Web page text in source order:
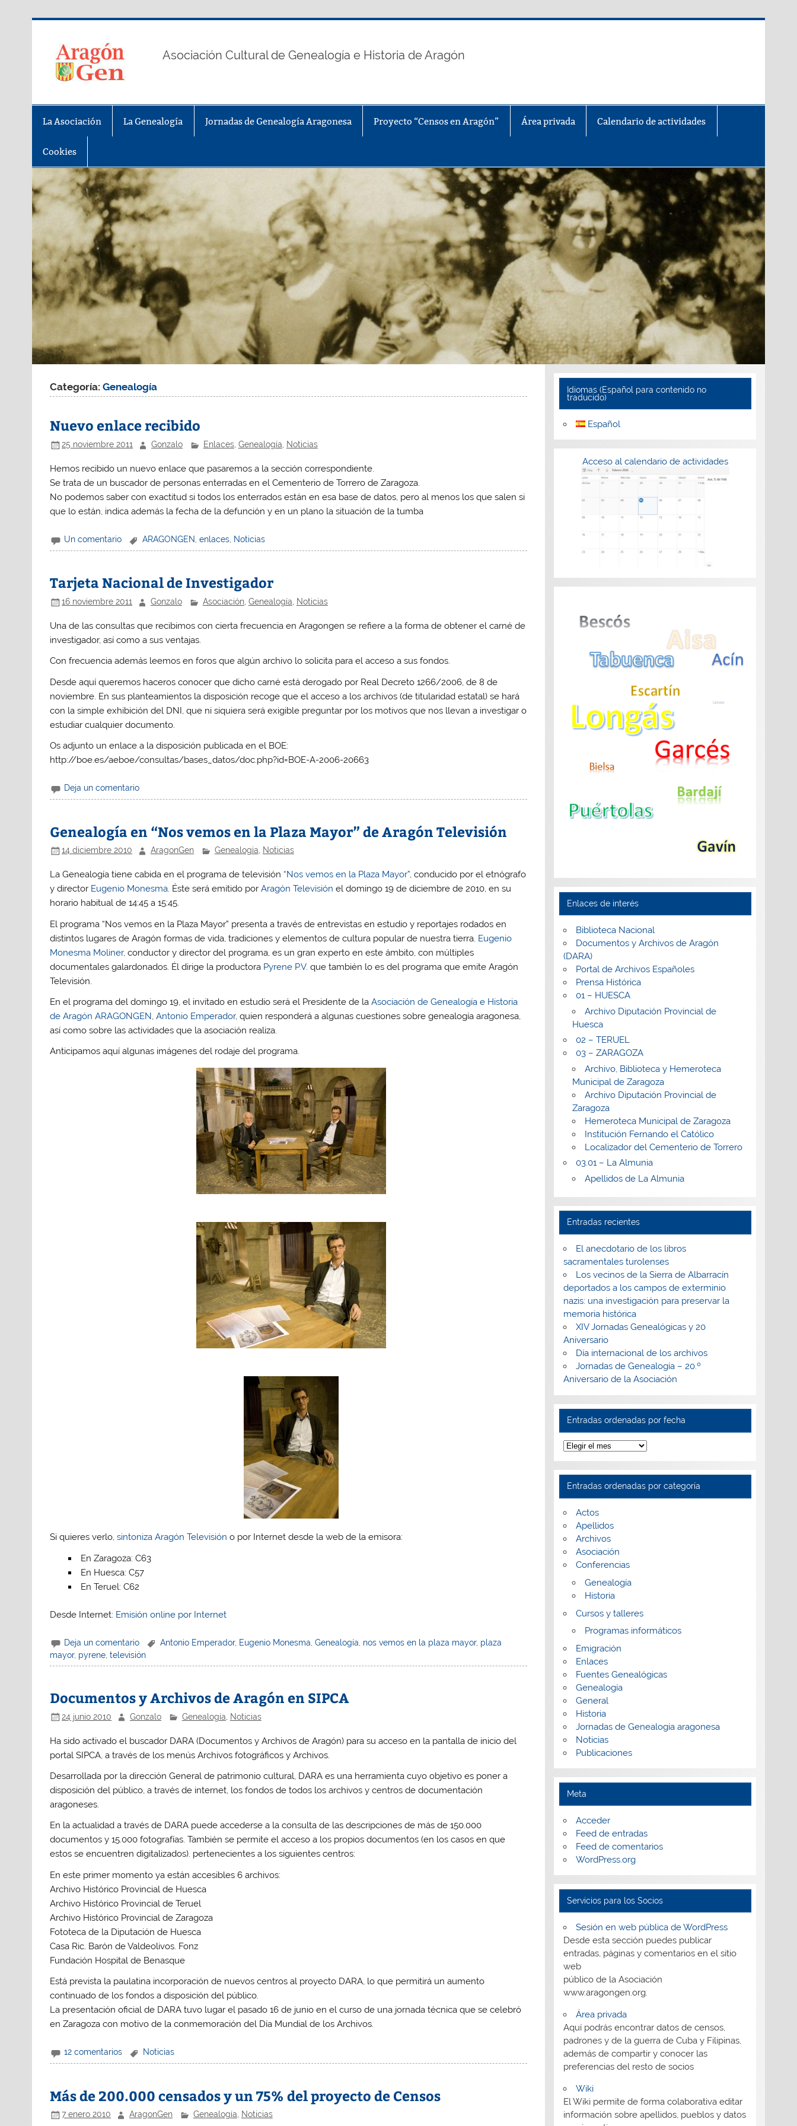
AragonGen
Asociación Cultural de Genealogía e Historia de Aragón
La Asociación La Genealogía Jornadas de Genealogía Aragonesa Proyecto “Censos en Aragón” Área privada Calendario de actividades
Cookies
Categoría:Genealogía
Nuevo enlace recibido
25 noviembre 2011 Gonzalo Enlaces, Genealogía Noticias
Hemos recibido un nuevo enlace que pasaremos a la sección correspondiente.
Se trata de un buscador de personas enterradas en el Cementerio de Torrero de Zaragoza.
No podemos saber con exactitud si todos los enterrados están en esa base de datos, pero al menos los que salen si
que lo están, indica además la fecha de la defunción y en un plano la situación de la tumba
Un comentario ARAGONGEN enlaces, Noticias
Tarjeta Nacional de Investigador
16 noviembre 2011 Gonzalo Asociación, Genealogía Noticias
Una de las consultas que recibimos con cierta frecuencia en Aragongen se refiere a la forma de obtener el carné de
investigador, así como a sus ventajas.
Con frecuencia además leemos en foros que algún archivo lo solicita para el acceso a sus fondos.
Desde aquí queremos haceros conocer que dicho carné está derogado por Real Decreto 1266/2006, de 8 de
noviembre. En sus planteamientos la disposición recoge que el acceso a los archivos (de titularidad estatal) se hará
con la simple exhibición del DNI, que ni siquiera será exigible preguntar por los motivos que nos llevan a investigar o
estudiar cualquier documento.
Os adjunto un enlace a la disposición publicada en el BOE:
http://boe.es/aeboe/consultas/bases_datos/doc.php?id=BOE-A-2006-20663
Deja un comentario
Genealogía en “Nos vemos en la Plaza Mayor” de Aragón Televisión
14 diciembre 2010 AragonGen Genealogía, Noticias
La Genealogía tiene cabida en el programa de televisión “Nos vemos en la Plaza Mayor”, conducido por el etnógrafo
y director Eugenio Monesma. Éste será emitido porAragón Televisión el domingo 19 de diciembre de 2010, en su
horario habitual de 14:45 a 15:45.
El programa “Nos vemos en la Plaza Mayor” presenta a través de entrevistas en estudio y reportajes rodados en
distintos lugares de Aragón formas de vida, tradiciones y elementos de cultura popular de nuestra tierra. Eugenio
Monesma Moliner, conductor y director del programa, es un gran experto en este ámbito, con múltiples
documentales galardonados. Él dirige la productora Pyrene P.V. que también lo es del programa que emite Aragón
Televisión.
En el programa del domingo 19, el invitado en estudio será el Presidente de laAsociación de Genealogía e Historia
de Aragón ARAGONGEN,Antonio Emperador, quien responderá a algunas cuestiones sobre genealogía aragonesa,
así como sobre las actividades que la asociación realiza.
Anticipamos aquí algunas imágenes del rodaje del programa.
Si quieres verlo,sintoniza Aragón Televisión o por Internet desde la web de la emisora:
En Zaragoza: C63
En Huesca: C57
En Teruel: C62
Desde Internet: Emisión online por Internet
Deja un comentario Antonio Emperador, Eugenio Monesma Genealogía nos vemos en la plaza mayor, plaza
mayor, pyrene ,televisión
Documentos y Archivos de Aragón en SIPCA
24 junio 2010 Gonzalo Genealogía Noticias
Ha sido activado el buscador DARA (Documentos y Archivos de Aragón) para su acceso en la pantalla de inicio del
portal SIPCA, a través de los menús Archivos fotográficos y Archivos.
Desarrollada por la dirección General de patrimonio cultural, DARA es una herramienta cuyo objetivo es poner a
disposición del público, a través de internet, los fondos de todos los archivos y centros de documentación
aragoneses.
En la actualidad a través de DARA puede accederse a la consulta de las descripciones de más de 150.000
documentos y 15.000 fotografías. También se permite el acceso a los propios documentos (en los casos en que
estos se encuentren digitalizados). pertenecientes a los siguientes centros:
En este primer momento ya están accesibles 6 archivos:
Archivo Histórico Provincial de Huesca
Archivo Histórico Provincial de Teruel
Archivo Histórico Provincial de Zaragoza
Fototeca de la Diputación de Huesca
Casa Ric. Barón de Valdeolivos. Fonz
Fundación Hospital de Benasque
Está prevista la paulatina incorporación de nuevos centros al proyecto DARA, lo que permitirá un aumento
continuado de los fondos a disposición del público.
La presentación oficial de DARA tuvo lugar el pasado 16 de junio en el curso de una jornada técnica que se celebró
en Zaragoza con motivo de la conmemoración del Día Mundial de los Archivos.
12 comentarios Noticias
Más de 200.000 censados y un 75% del proyecto de Censos
7 enero 2010 AragonGen Genealogía, Noticias
Idiomas (Español para contenido no
traducido)
Español
Acceso al calendario de actividades
Enlaces de interés
Biblioteca Nacional
Documentos y Archivos de Aragón
(DARA)
Portal de Archivos Españoles
Prensa Histórica
01 – HUESCA
Archivo Diputación Provincial de
Huesca
02 – TERUEL
03 – ZARAGOZA
Archivo, Biblioteca y Hemeroteca
Municipal de Zaragoza
Archivo Diputación Provincial de
Zaragoza
Hemeroteca Municipal de Zaragoza
Institución Fernando el Católico
Localizador del Cementerio de Torrero
03.01 – La Almunia
Apellidos de La Almunia
Entradas recientes
El anecdotario de los libros
sacramentales turolenses
Los vecinos de la Sierra de Albarracín
deportados a los campos de exterminio
nazis: una investigación para preservar la
memoria histórica
XIV Jornadas Genealógicas y 20
Aniversario
Día internacional de los archivos
Jornadas de Genealogía – 20.º
Aniversario de la Asociación
Entradas ordenadas por fecha
Entradas
ordenadas
por
fecha
Entradas ordenadas por categoría
Actos
Apellidos
Archivos
Asociación
Conferencias
Genealogía
Historia
Cursos y talleres
Programas informáticos
Emigración
Enlaces
Fuentes Genealógicas
Genealogía
General
Historia
Jornadas de Genealogía aragonesa
Noticias
Publicaciones
Meta
Acceder
Feed de entradas
Feed de comentarios
WordPress.org
Servicios para los Socios
Sesión en web pública de WordPress
Desde esta sección puedes publicar
entradas, páginas y comentarios en el sitio
web
público de la Asociación
www.aragongen.org.
Área privada
Aquí podrás encontrar datos de censos,
padrones y de la guerra de Cuba y Filipinas,
además de compartir y conocer las
preferencias del resto de socios
Wiki
El Wiki permite de forma colaborativa editar
información sobre apellidos, pueblos y datos